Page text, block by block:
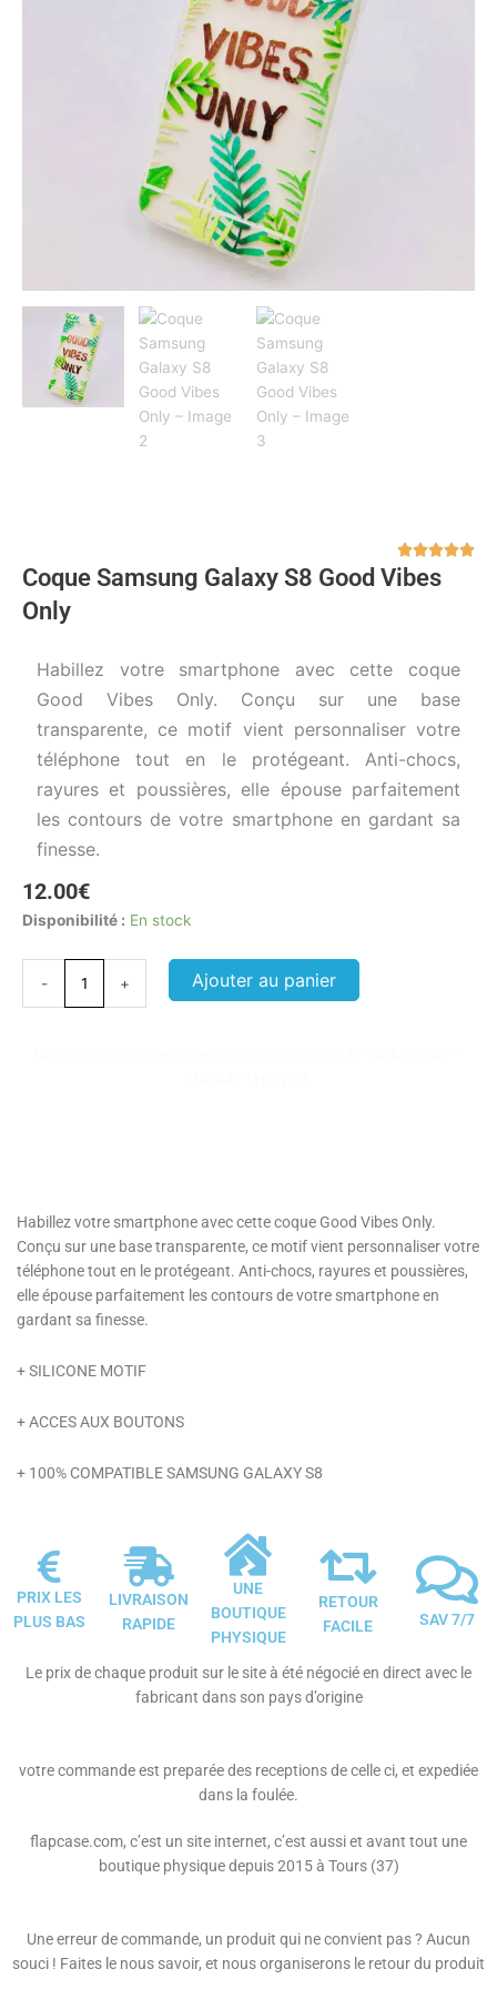

Coque Samsung Galaxy S8 Good Vibes
Only
Habillez votre smartphone avec cette coque
Good Vibes Only. Conçu sur une base
transparente, ce motif vient personnaliser votre
téléphone tout en le protégeant. Anti-chocs,
rayures et poussières, elle épouse parfaitement
les contours de votre smartphone en gardant sa
finesse.
12.00€
Disponibilité : En stock
-
quantité
Samsung
+ Ajouter au panier
Habillez votre smartphone avec cette coque Good Vibes Only.
Conçu sur une base transparente, ce motif vient personnaliser votre
téléphone tout en le protégeant. Anti-chocs, rayures et poussières,
elle épouse parfaitement les contours de votre smartphone en
gardant sa finesse.
+ SILICONE MOTIF
+ ACCES AUX BOUTONS
+ 100% COMPATIBLE SAMSUNG GALAXY S8
PRIX LES
PLUS BAS
LIVRAISON
RAPIDE
UNE
BOUTIQUE
PHYSIQUE
RETOUR
FACILE
SAV 7/7
Le prix de chaque produit sur le site à été négocié en direct avec le
fabricant dans son pays d’origine
votre commande est preparée des receptions de celle ci, et expediée
dans la foulée.
flapcase.com, c’est un site internet, c’est aussi et avant tout une
boutique physique depuis 2015 à Tours (37)
Une erreur de commande, un produit qui ne convient pas ? Aucun
souci ! Faites le nous savoir, et nous organiserons le retour du produit